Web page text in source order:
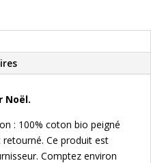
Noël.
: 100% coton bio peigné
retourné. Ce produit est
Comptez environ